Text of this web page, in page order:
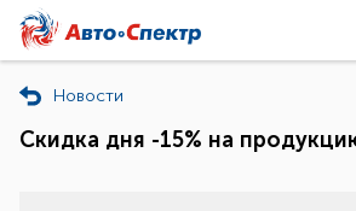
Новости
Скидка дня -15% на